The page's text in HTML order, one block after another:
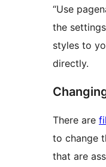
“Use
the
styles to
directly.
There are
to change
that are